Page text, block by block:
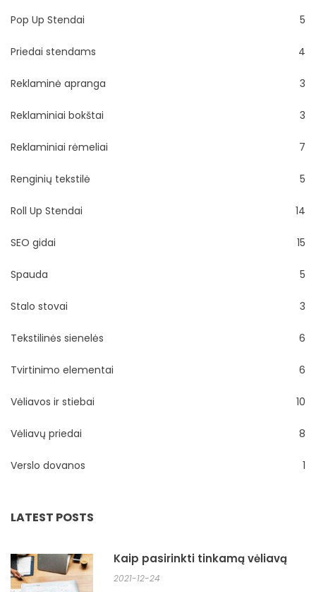
Pop Up Stendai 5
Priedai stendams 4
Reklaminė apranga 3
Reklaminiai bokštai 3
Reklaminiai rėmeliai 7
Renginių tekstilė 5
Roll Up Stendai 14
SEO gidai 15
Spauda 5
Stalo stovai 3
Tekstilinės sienelės 6
Tvirtinimo elementai 6
Vėliavos ir stiebai 10
Vėliavų priedai 8
Verslo dovanos 1
LATEST POSTS
Kaip pasirinkti tinkamą vėliavą
2021-12-24